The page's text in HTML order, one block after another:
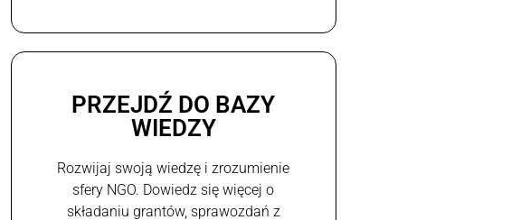
PRZEJDŹ DO BAZY
WIEDZY
Rozwijaj swoją wiedzę i zrozumienie
sfery NGO. Dowiedz się więcej o
składaniu grantów, sprawozdań z